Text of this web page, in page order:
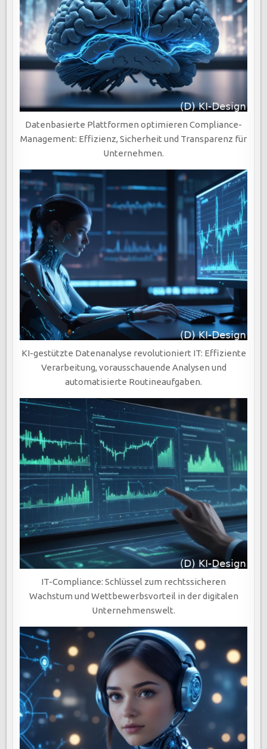
Datenbasierte Plattformen optimieren Compliance-
Management: Effizienz, Sicherheit und Transparenz für
Unternehmen.
KI-gestützte Datenanalyse revolutioniert IT: Effiziente
Verarbeitung, vorausschauende Analysen und
automatisierte Routineaufgaben.
IT-Compliance: Schlüssel zum rechtssicheren
Wachstum und Wettbewerbsvorteil in der digitalen
Unternehmenswelt.